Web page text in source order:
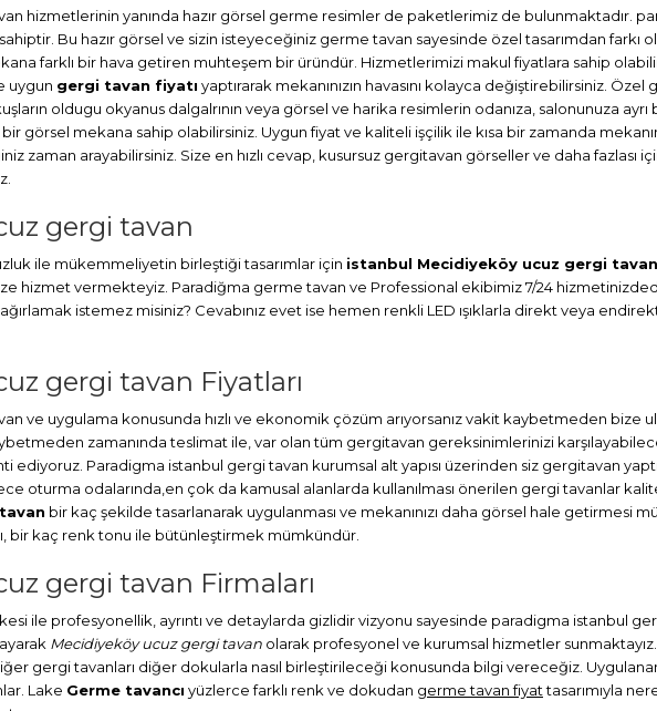
hizmetlerinin yanında hazır görsel germe resimler de paketlerimiz de bulunmaktadır.
Bu hazır görsel ve sizin isteyeceğiniz germe tavan sayesinde özel tasarımdan farkı
farklı bir hava getiren muhteşem bir üründür. Hizmetlerimizi makul fiyatlara sahip
uygun gergi tavan fiyatı yaptırarak mekanınızın havasını kolayca değiştirebilirsiniz.
oldugu okyanus dalgalrının veya görsel ve harika resimlerin odanıza, salonunuza
görsel mekana sahip olabilirsiniz. Uygun fiyat ve kaliteli işçilik ile kısa bir zamanda
zaman arayabilirsiniz. Size en hızlı cevap, kusursuz gergitavan görseller ve daha fazlası
gergi tavan
ile mükemmeliyetin birleştiği tasarımlar için istanbul Mecidiyeköy ucuz gergi tavan
hizmet vermekteyiz. Paradiğma germe tavan ve Professional ekibimiz 7/24
istemez misiniz? Cevabınız evet ise hemen renkli LED ışıklarla direkt veya
gergi tavan Fiyatları
ve uygulama konusunda hızlı ve ekonomik çözüm arıyorsanız vakit kaybetmeden bize
zamanında teslimat ile, var olan tüm gergitavan gereksinimlerinizi
ediyoruz. Paradigma istanbul gergi tavan kurumsal alt yapısı üzerinden siz gergitavan
oturma odalarında,en çok da kamusal alanlarda kullanılması önerilen gergi tavanlar
bir kaç şekilde tasarlanarak uygulanması ve mekanınızı daha görsel hale getirmesi
bir kaç renk tonu ile bütünleştirmek mümkündür.
gergi tavan Firmaları
ile profesyonellik, ayrıntı ve detaylarda gizlidir vizyonu sayesinde paradigma istanbul
Mecidiyeköy ucuz gergi tavan olarak profesyonel ve kurumsal hizmetler
gergi tavanları diğer dokularla nasıl birleştirileceği konusunda bilgi vereceğiz.
Lake Germe tavancı yüzlerce farklı renk ve dokudan germe tavan fiyattasarımıyla